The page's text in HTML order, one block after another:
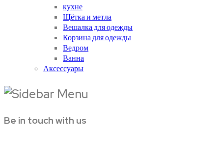
кухне
Щётка и метла
Вешалка для одежды
Корзина для одежды
Ведром
Ванна
Аксессуары
Be in touch with us